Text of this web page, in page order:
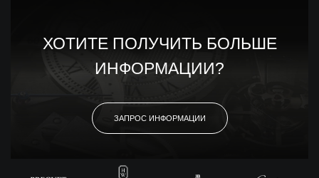
ХОТИТЕ ПОЛУЧИТЬ БОЛЬШЕ
ИНФОРМАЦИИ?
ЗАПРОС ИНФОРМАЦИИ